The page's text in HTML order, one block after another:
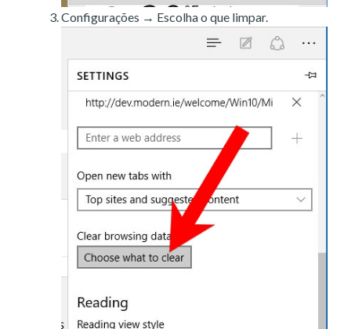
Configurações → Escolha o que limpar.